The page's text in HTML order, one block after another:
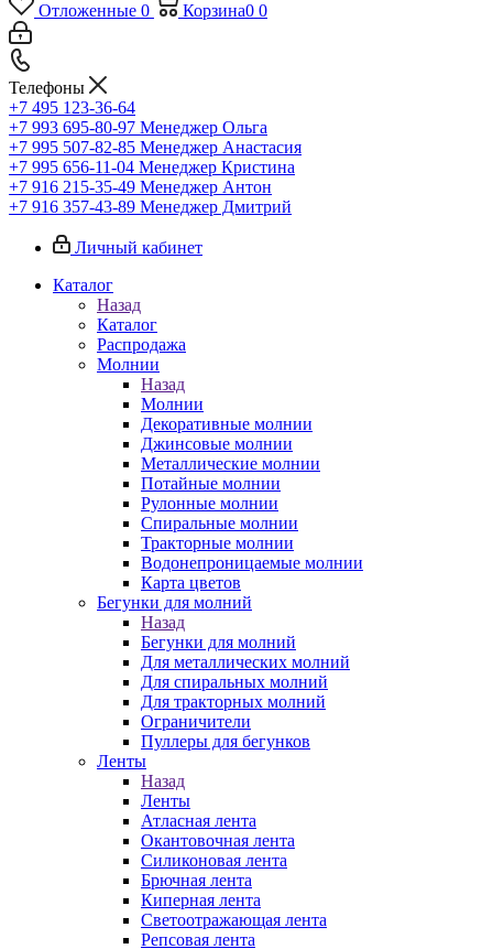
Отложенные 0 Корзина0 0
Телефоны
+7 495 123-36-64
+7 993 695-80-97 Менеджер Ольга
+7 995 507-82-85 Менеджер Анастасия
+7 995 656-11-04 Менеджер Кристина
+7 916 215-35-49 Менеджер Антон
+7 916 357-43-89 Менеджер Дмитрий
Личный кабинет
Каталог
Назад
Каталог
Распродажа
Молнии
Назад
Молнии
Декоративные молнии
Джинсовые молнии
Металлические молнии
Потайные молнии
Рулонные молнии
Спиральные молнии
Тракторные молнии
Водонепроницаемые молнии
Карта цветов
Бегунки для молний
Назад
Бегунки для молний
Для металлических молний
Для спиральных молний
Для тракторных молний
Ограничители
Пуллеры для бегунков
Ленты
Назад
Ленты
Атласная лента
Окантовочная лента
Силиконовая лента
Брючная лента
Киперная лента
Светоотражающая лента
Репсовая лента